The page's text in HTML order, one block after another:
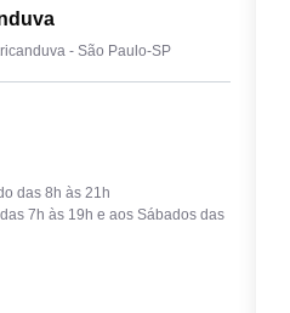
- São Paulo-SP
das 8h às 21h
7h às 19h e aos Sábados das